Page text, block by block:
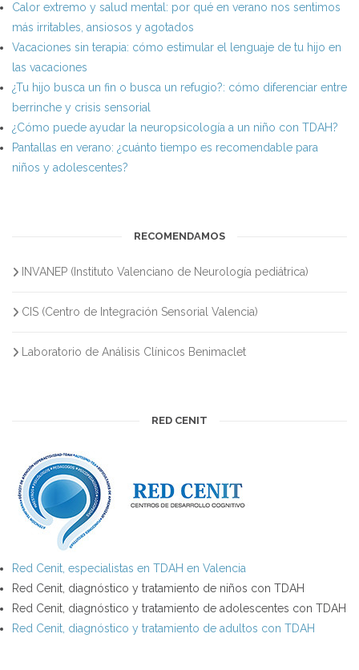
Calor extremo y salud mental: por qué en verano nos sentimos
más irritables, ansiosos y agotados
Vacaciones sin terapia: cómo estimular el lenguaje de tu hijo en
las vacaciones
¿Tu hijo busca un fin o busca un refugio?: cómo diferenciar entre
berrinche y crisis sensorial
¿Cómo puede ayudar la neuropsicología a un niño con TDAH?
Pantallas en verano: ¿cuánto tiempo es recomendable para
niños y adolescentes?
RECOMENDAMOS
INVANEP (Instituto Valenciano de Neurología pediátrica)
CIS (Centro de Integración Sensorial Valencia)
Laboratorio de Análisis Clínicos Benimaclet
RED CENIT
Red Cenit, especialistas en TDAH en Valencia
Red Cenit, diagnóstico y tratamiento de niños con TDAH
Red Cenit, diagnóstico y tratamiento de adolescentes con TDAH
Red Cenit, diagnóstico y tratamiento de adultos con TDAH